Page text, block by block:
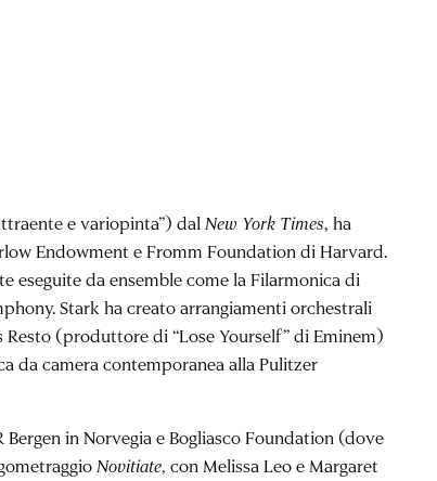
e variopinta”) dal New York Times, ha
Endowment e Fromm Foundation di Harvard.
eseguite da ensemble come la Filarmonica di
Stark ha creato arrangiamenti orchestrali
(produttore di “Lose Yourself” di Eminem)
da camera contemporanea alla Pulitzer
in Norvegia e Bogliasco Foundation (dove
Novitiate, con Melissa Leo e Margaret